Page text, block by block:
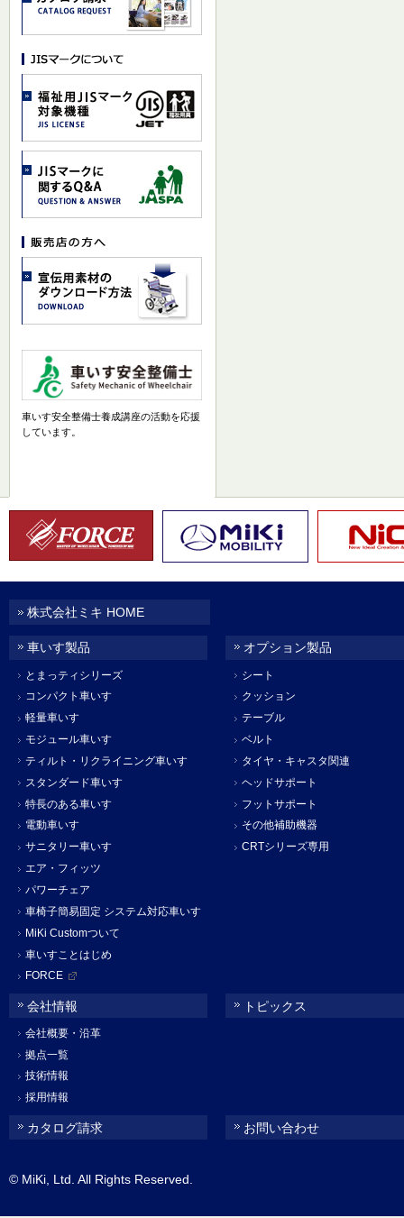
車いす安全整備士養成講座の活動を応援
しています。
株式会社ミキ HOME
車いす製品
とまっティシリーズ
コンパクト車いす
軽量車いす
モジュール車いす
ティルト・リクライニング車いす
スタンダード車いす
特長のある車いす
電動車いす
サニタリー車いす
エア・フィッツ
パワーチェア
車椅子簡易固定 システム対応車いす
MiKi Customついて
車いすことはじめ
FORCE
オプション製品
シート
クッション
テーブル
ベルト
タイヤ・キャスタ関連
ヘッドサポート
フットサポート
その他補助機器
CRTシリーズ専用
会社情報
会社概要・沿革
拠点一覧
技術情報
採用情報
トピックス
カタログ請求 お問い合わせ
© MiKi, Ltd. All Rights Reserved.